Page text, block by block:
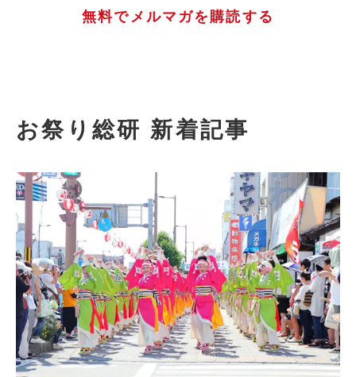
無料でメルマガを購読する
お祭り総研 新着記事